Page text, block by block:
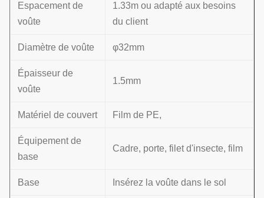
Espacement de
voûte
1.33m ou adapté aux besoins
du client
Diamètre de voûte φ32mm
Épaisseur de
voûte
1.5mm
Matériel de couvert Film de PE,
Équipement de
base
Cadre, porte, filet d'insecte, film
Base Insérez la voûte dans le sol